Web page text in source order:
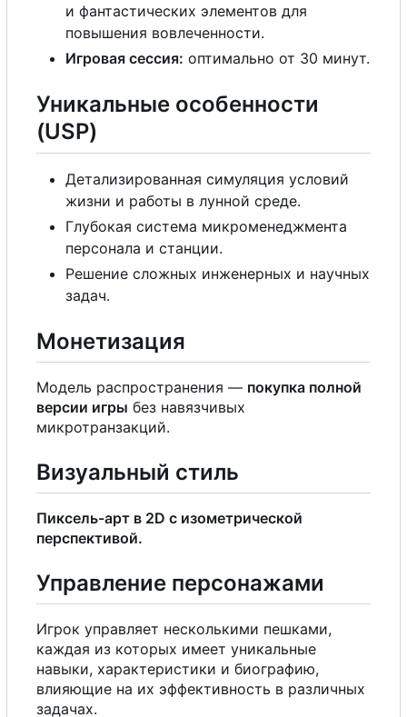
и фантастических элементов для
повышения вовлеченности.
Игровая сессия: оптимально от 30 минут.
Уникальные особенности
(USP)
Детализированная симуляция условий
жизни и работы в лунной среде.
Глубокая система микроменеджмента
персонала и станции.
Решение сложных инженерных и научных
задач.
Монетизация
Модель распространения — покупка полной
версии игры без навязчивых
микротранзакций.
Визуальный стиль
Пиксель-арт в 2D с изометрической
перспективой.
Управление персонажами
Игрок управляет несколькими пешками,
каждая из которых имеет уникальные
навыки, характеристики и биографию,
влияющие на их эффективность в различных
задачах.